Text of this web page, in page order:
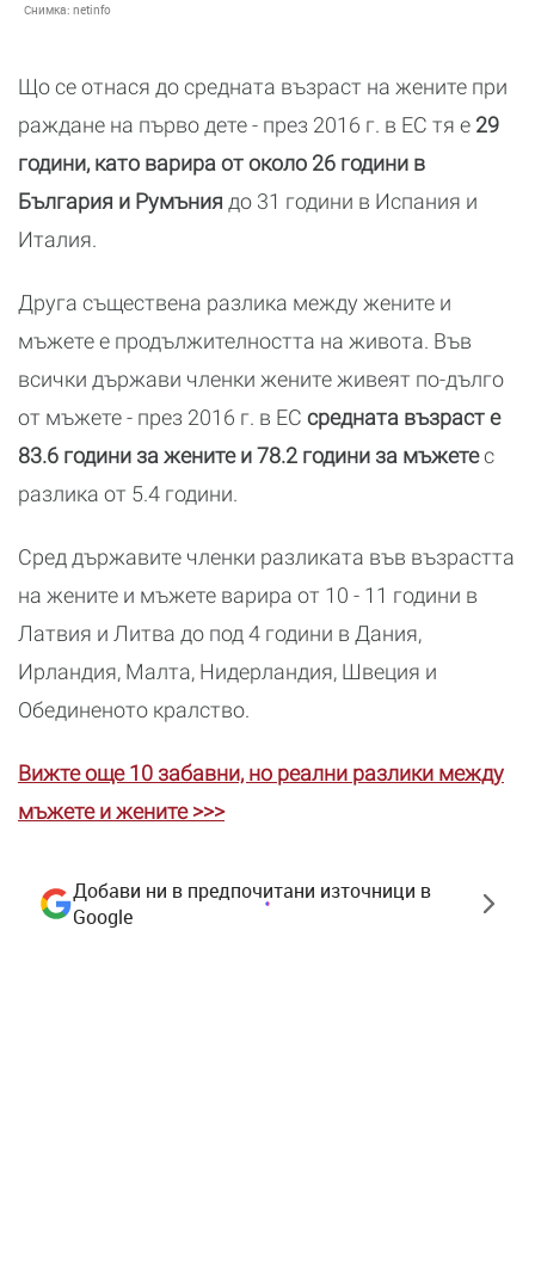
Снимка: netinfo
Що се отнася до средната възраст на жените при
раждане на първо дете - през 2016 г. в ЕС тя е 29
години, като варира от около 26 години в
България и Румъния до 31 години в Испания и
Италия.
Друга съществена разлика между жените и
мъжете е продължителността на живота. Във
всички държави членки жените живеят по-дълго
от мъжете - през 2016 г. в ЕС средната възраст е
83.6 години за жените и 78.2 години за мъжетес
разлика от 5.4 години.
Сред държавите членки разликата във възрастта
на жените и мъжете варира от 10 - 11 години в
Латвия и Литва до под 4 години в Дания,
Ирландия, Малта, Нидерландия, Швеция и
Обединеното кралство.
Вижте още 10 забавни, но реални разлики между
мъжете и жените >>>
Добави ни в предпочитани източници в
Google